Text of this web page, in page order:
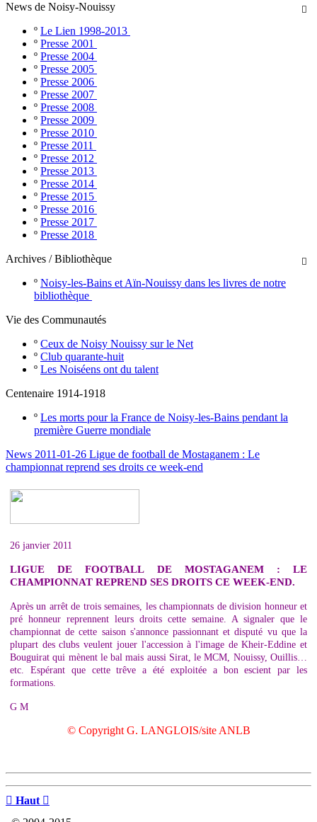

News de Noisy-Nouissy
º Le Lien 1998-2013
º Presse 2001
º Presse 2004
º Presse 2005
º Presse 2006
º Presse 2007
º Presse 2008
º Presse 2009
º Presse 2010
º Presse 2011
º Presse 2012
º Presse 2013
º Presse 2014
º Presse 2015
º Presse 2016
º Presse 2017
º Presse 2018

Archives / Bibliothèque
º Noisy-les-Bains et Aïn-Nouissy dans les livres de notre
bibliothèque
Vie des Communautés
º Ceux de Noisy Nouissy sur le Net
º Club quarante-huit
º Les Noiséens ont du talent
Centenaire 1914-1918
º Les morts pour la France de Noisy-les-Bains pendant la
première Guerre mondiale
News 2011-01-26 Ligue de football de Mostaganem : Le
championnat reprend ses droits ce week-end
26 janvier 2011
LIGUE DE FOOTBALL DE MOSTAGANEM : LE
CHAMPIONNAT REPREND SES DROITS CE WEEK-END.
Après un arrêt de trois semaines, les championnats de division honneur et
pré honneur reprennent leurs droits cette semaine. A signaler que le
championnat de cette saison s'annonce passionnant et disputé vu que la
plupart des clubs veulent jouer l'accession à l'image de Kheir-Eddine et
Bouguirat qui mènent le bal mais aussi Sirat, le MCM, Nouissy, Ouillis…
etc. Espérant que cette trêve a été exploitée a bon escient par les
formations.
G M
© Copyright G. LANGLOIS/site ANLB
 Haut 